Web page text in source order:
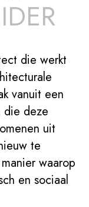
die werkt
vanuit een
die deze
uit
te
waarop
en sociaal